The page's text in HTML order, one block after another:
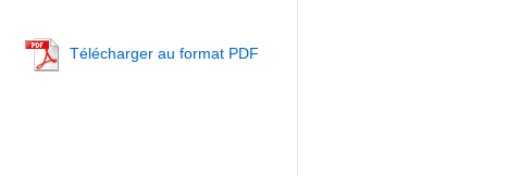
Télécharger au format PDF